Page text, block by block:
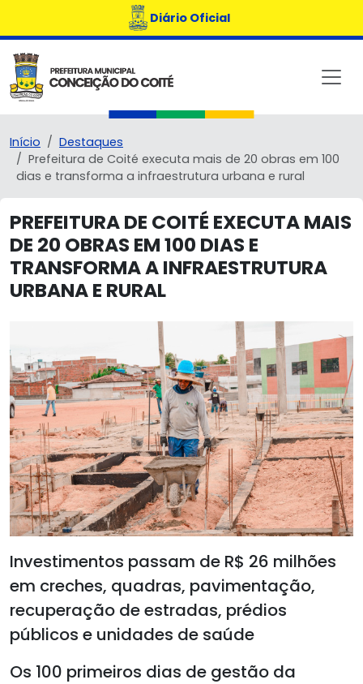
Diário Oficial
Início
Destaques
Prefeitura de Coité executa mais de 20 obras em 100
dias e transforma a infraestrutura urbana e rural
PREFEITURA DE COITÉ EXECUTA MAIS
DE 20 OBRAS EM 100 DIAS E
TRANSFORMA A INFRAESTRUTURA
URBANA E RURAL
Investimentos passam de R$ 26 milhões
em creches, quadras, pavimentação,
recuperação de estradas, prédios
públicos e unidades de saúde
Os 100 primeiros dias de gestão da